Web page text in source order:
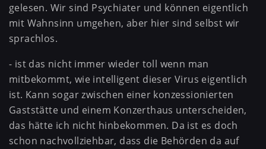
gelesen. Wir sind Psychiater und können eigentlich
mit Wahnsinn umgehen, aber hier sind selbst wir
sprachlos.
- ist das nicht immer wieder toll wenn man
mitbekommt, wie intelligent dieser Virus eigentlich
ist. Kann sogar zwischen einer konzessionierten
Gaststätte und einem Konzerthaus unterscheiden,
das hätte ich nicht hinbekommen. Da ist es doch
schon nachvollziehbar, dass die Behörden da auf